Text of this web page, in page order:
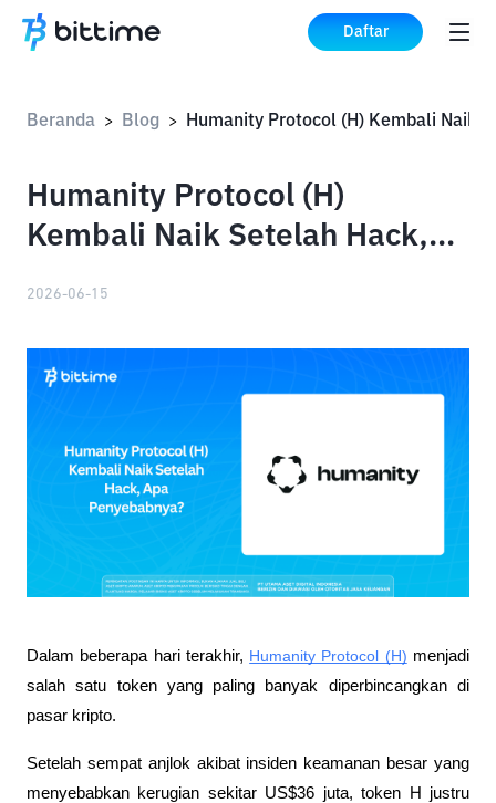
Daftar
Beranda > Blog >
Humanity Protocol (H)
Kembali Naik Setelah Hack,
2026-06-15
Dalam beberapa hari terakhir, Humanity Protocol (H) menjadi
salah satu token yang paling banyak diperbincangkan di
pasar kripto.
Setelah sempat anjlok akibat insiden keamanan besar yang
menyebabkan kerugian sekitar US$36 juta, token H justru